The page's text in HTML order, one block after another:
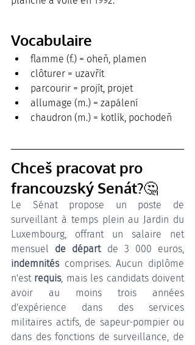
Vocabulaire
flamme (f.) = oheň, plamen
clôturer = uzavřít
parcourir = projít, projet
allumage (m.) = zapálení
chaudron (m.) = kotlík, pochodeň
Chceš pracovat pro
francouzský Senát?🤔
Le Sénat propose un poste de
surveillant à temps plein au Jardin du
Luxembourg, offrant un salaire net
mensuel de départ
indemnités comprises. Aucun diplôme
n'est requis, mais les candidats doivent
avoir au moins trois années
d'expérience dans des services
militaires actifs, de sapeur-pompier ou
dans des fonctions de surveillance, de